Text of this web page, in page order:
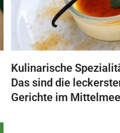
Kulinarische
Das sind die
Gerichte im